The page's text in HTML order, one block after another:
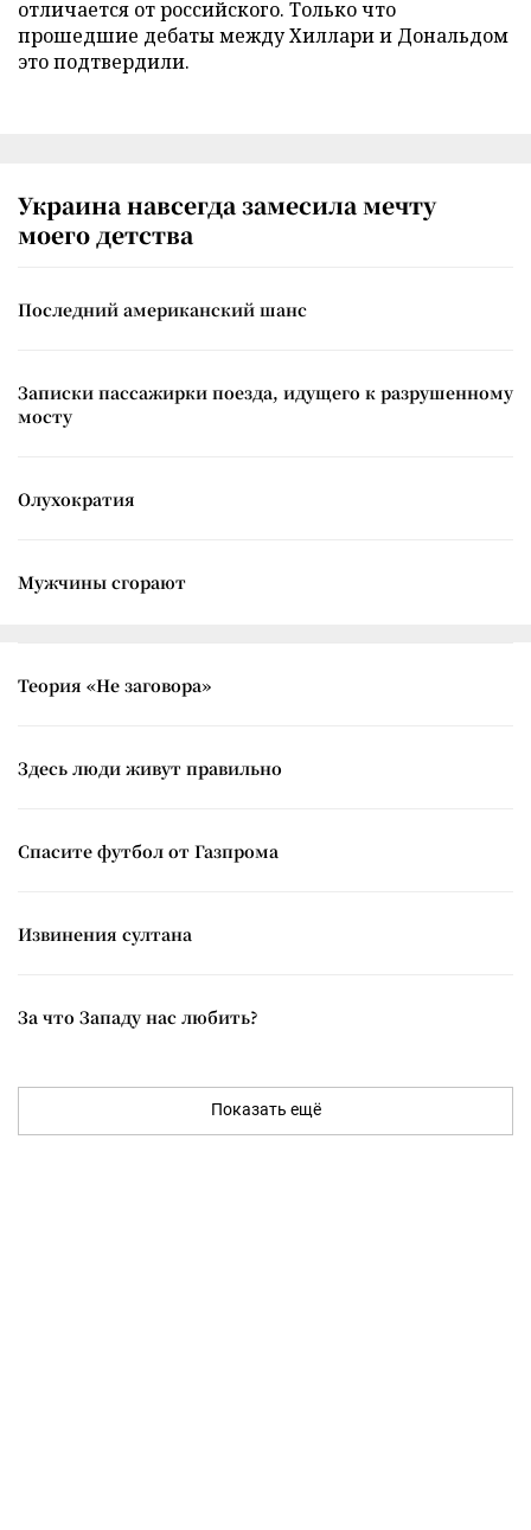
отличается от российского. Только что
прошедшие дебаты между Хиллари и Дональдом
это подтвердили.
Украина навсегда замесила мечту
моего детства
Последний американский шанс
Записки пассажирки поезда, идущего к разрушенному
мосту
Олухократия
Мужчины сгорают
Теория «Не заговора»
Здесь люди живут правильно
Спасите футбол от Газпрома
Извинения султана
За что Западу нас любить?
Показать ещё